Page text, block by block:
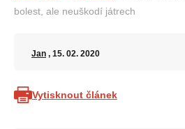
bolest, ale neuškodí játrech
Jan , 15. 02. 2020
Vytisknout článek